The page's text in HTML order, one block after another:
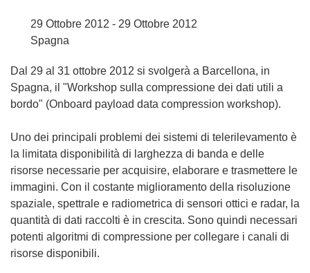
29 Ottobre 2012 - 29 Ottobre 2012
Spagna
Dal 29 al 31 ottobre 2012 si svolgerà a Barcellona, in
Spagna, il "Workshop sulla compressione dei dati utili a
bordo" (Onboard payload data compression workshop).
Uno dei principali problemi dei sistemi di telerilevamento è
la limitata disponibilità di larghezza di banda e delle
risorse necessarie per acquisire, elaborare e trasmettere le
immagini. Con il costante miglioramento della risoluzione
spaziale, spettrale e radiometrica di sensori ottici e radar, la
quantità di dati raccolti è in crescita. Sono quindi necessari
potenti algoritmi di compressione per collegare i canali di
risorse disponibili.